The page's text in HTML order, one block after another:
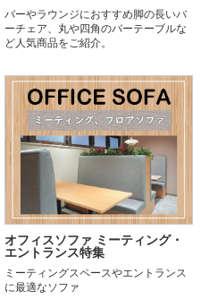
バーやラウンジにおすすめ脚の長いバ
ーチェア、丸や四角のバーテーブルな
ど人気商品をご紹介。
オフィスソファ ミーティング・
エントランス特集
ミーティングスペースやエントランス
に最適なソファ